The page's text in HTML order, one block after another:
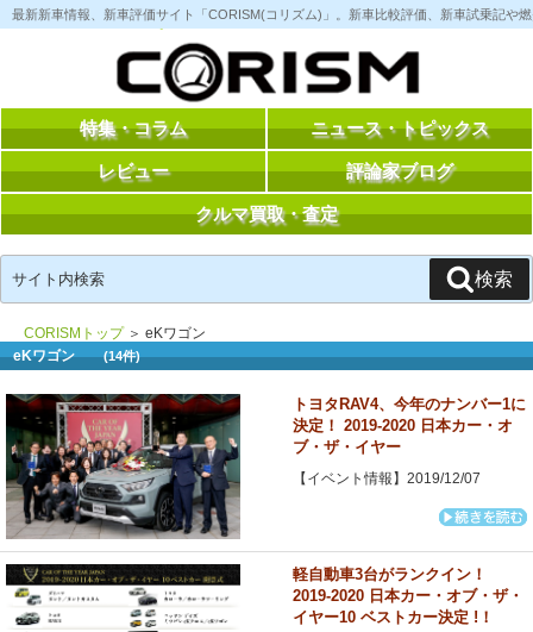
コ
ン
へ
最新新車情報、新車評価サイト「CORISM(コリズム)」。新車比較評価、新車試乗記や
特集・コラム ニュース・トピックス
レビュー 評論家ブログ
クルマ買取・査定
索:
検索
CORISMトップ＞ eKワゴン
eKワゴン(14件)
トヨタRAV4、今年のナンバー1に
決定！ 2019-2020 日本カー・オ
ブ・ザ・イヤー
【イベント情報】2019/12/07
軽自動車3台がランクイン！
2019-2020 日本カー・オブ・ザ・
イヤー10 ベストカー決定 !！